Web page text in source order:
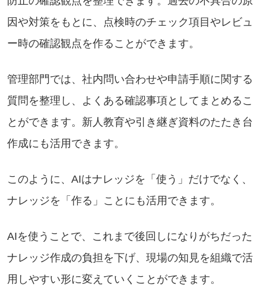
因や対策をもとに、点検時のチェック項目やレビュ
ー時の確認観点を作ることができます。
管理部門では、社内問い合わせや申請手順に関する
質問を整理し、よくある確認事項としてまとめるこ
とができます。新人教育や引き継ぎ資料のたたき台
作成にも活用できます。
このように、AIはナレッジを「使う」だけでなく、
ナレッジを「作る」ことにも活用できます。
AIを使うことで、これまで後回しになりがちだった
ナレッジ作成の負担を下げ、現場の知見を組織で活
用しやすい形に変えていくことができます。